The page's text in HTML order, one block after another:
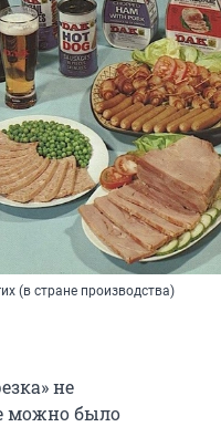
(в стране производства)
не
можно было